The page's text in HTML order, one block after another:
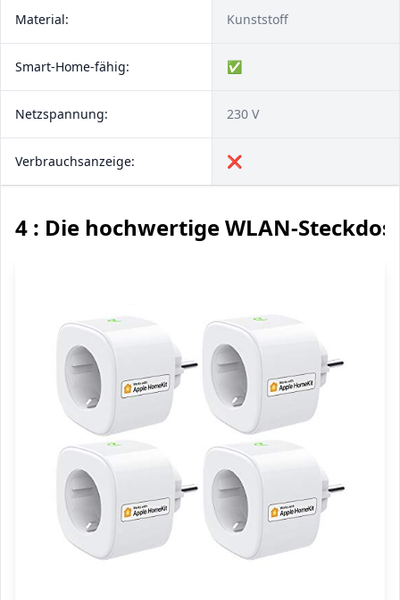
Material: Kunststoff
Smart-Home-fähig: ✅
Netzspannung: 230 V
Verbrauchsanzeige: ❌
4 : Die hochwertige WLAN-